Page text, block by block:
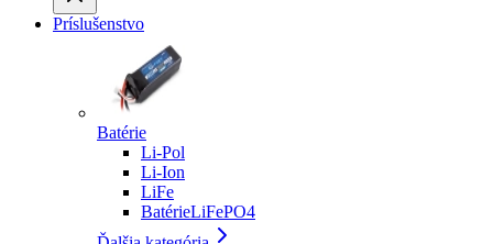
Príslušenstvo
Batérie
Li-Pol
Li-Ion
LiFe
BatérieLiFePO4